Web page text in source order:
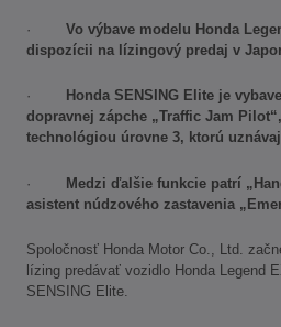
· Vo výbave modelu Honda
dispozícii na lízingový predaj v
·
Honda SENSING Elite je
dopravnej zápche „Traffic Jam
technológiou úrovne 3, ktorú
· Medzi ďalšie funkcie patrí
asistent núdzového zastavenia
Spoločnosť Honda Motor Co., Ltd.
lízing predávať vozidlo Honda Legend
SENSING Elite.